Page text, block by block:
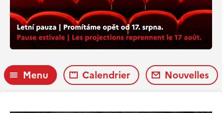
Menu Calendrier Nouvelles